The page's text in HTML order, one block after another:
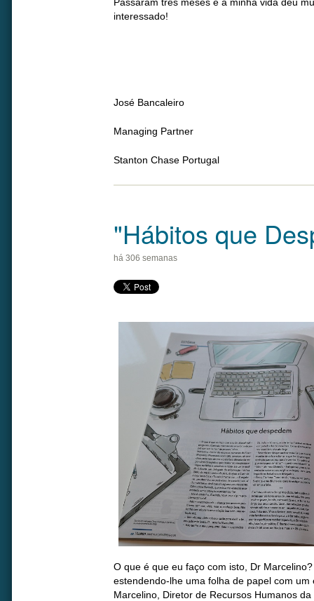
Passaram três meses e a minha vida deu
interessado!
José Bancaleiro
Managing Partner
Stanton Chase Portugal
"Hábitos que
há 306 semanas
O que é que eu faço com isto, Dr
estendendo-lhe uma folha de papel com
Marcelino, Diretor de Recursos Humanos